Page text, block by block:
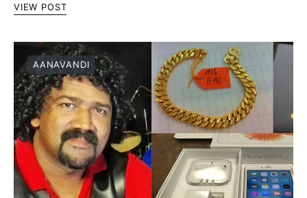
VIEW POST
AANAVANDI